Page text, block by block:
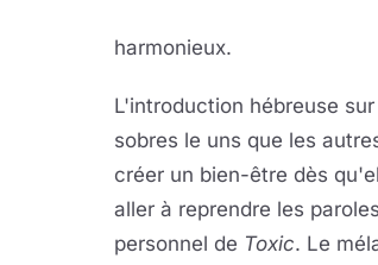
harmonieux.
L'introduction hébreuse
sobres le uns que les
créer un bien-être dès
aller à reprendre les
personnel de Toxic. Le